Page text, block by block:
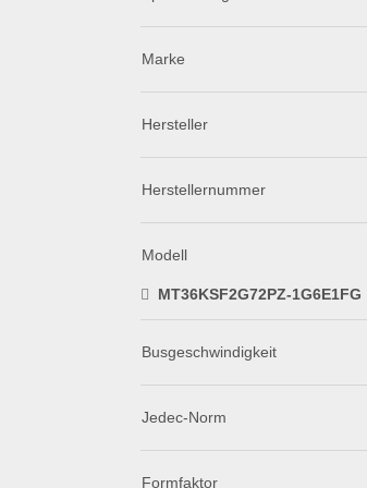
Marke
Hersteller
Herstellernummer
Modell
MT36KSF2G72PZ-1G6E1FG
Busgeschwindigkeit
Jedec-Norm
Formfaktor